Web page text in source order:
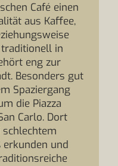
Café einen
aus Kaffee,
traditionell in
eng zur
Besonders gut
Spaziergang
die Piazza
Carlo. Dort
und